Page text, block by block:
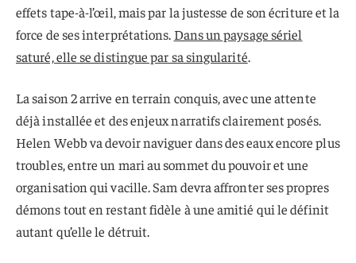
effets tape-à-l’œil, mais par la justesse de son écriture et la
force de ses interprétations. Dans un paysage sériel
saturé, elle se distingue par sa singularité.
La saison 2 arrive en terrain conquis, avec une attente
déjà installée et des enjeux narratifs clairement posés.
Helen Webb va devoir naviguer dans des eaux encore plus
troubles, entre un mari au sommet du pouvoir et une
organisation qui vacille. Sam devra affronter ses propres
démons tout en restant fidèle à une amitié qui le définit
autant qu’elle le détruit.